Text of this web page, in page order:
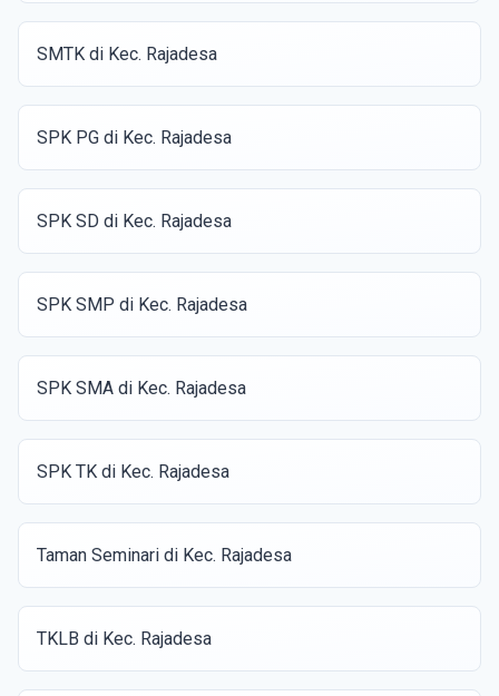
SMTK di Kec. Rajadesa
SPK PG di Kec. Rajadesa
SPK SD di Kec. Rajadesa
SPK SMP di Kec. Rajadesa
SPK SMA di Kec. Rajadesa
SPK TK di Kec. Rajadesa
Taman Seminari di Kec. Rajadesa
TKLB di Kec. Rajadesa